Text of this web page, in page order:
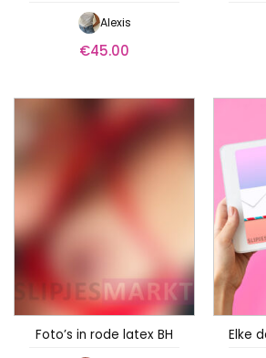
Alexis
€45.00
Foto’s in rode latex BH